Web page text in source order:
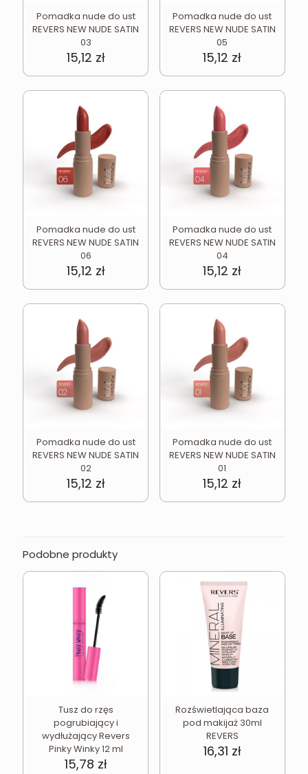
Pomadka nude do ust
REVERS NEW NUDE SATIN
03
15,12 zł
Pomadka nude do ust
REVERS NEW NUDE SATIN
05
15,12 zł
Pomadka nude do ust
REVERS NEW NUDE SATIN
06
15,12 zł
Pomadka nude do ust
REVERS NEW NUDE SATIN
04
15,12 zł
Pomadka nude do ust
REVERS NEW NUDE SATIN
02
15,12 zł
Pomadka nude do ust
REVERS NEW NUDE SATIN
01
15,12 zł
Podobne produkty
Tusz do rzęs
pogrubiający i
wydłużający Revers
Pinky Winky 12 ml
15,78 zł
Rozświetlająca baza
pod makijaż 30ml
REVERS
16,31 zł